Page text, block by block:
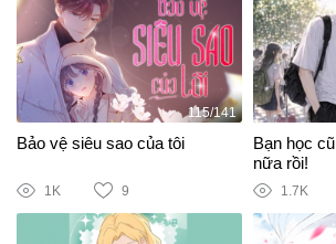
115/141
Bảo vệ siêu sao của tôi
1K 9
Bạn học
nữa rồi!
1.7K